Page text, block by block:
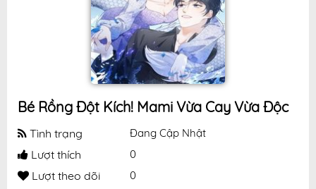
Bé Rồng Đột Kích! Mami Vừa Cay Vừa Độc
Tình trạng Đang Cập Nhật
Lượt thích 0
Lượt theo dõi 0